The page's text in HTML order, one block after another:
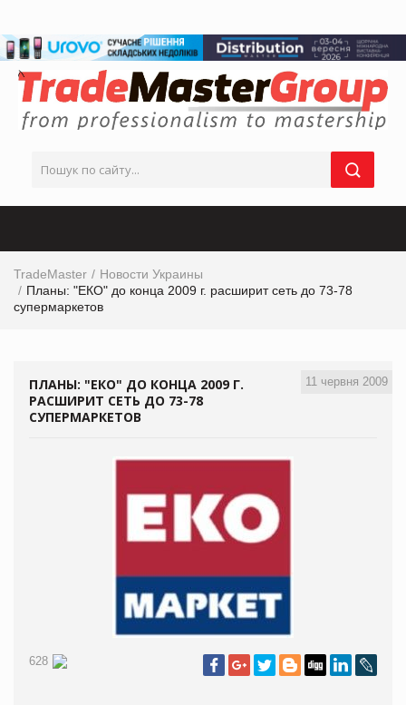
TradeMaster
Новости Украины
Планы: "ЕКО" до конца 2009 г. расширит сеть до 73-78
супермаркетов
11 червня 2009
ПЛАНЫ: "ЕКО" ДО КОНЦА 2009 Г.
РАСШИРИТ СЕТЬ ДО 73-78
СУПЕРМАРКЕТОВ
628